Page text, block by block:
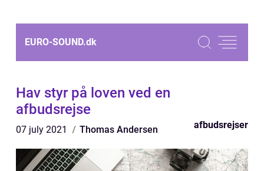
EURO-SOUND.dk
Hav styr på loven ved en
afbudsrejse
07 july 2021 Thomas Andersen afbudsrejser